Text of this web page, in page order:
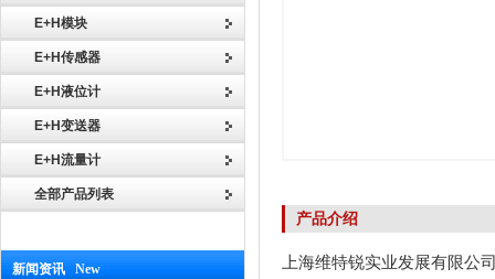
E+H模块
E+H传感器
E+H液位计
E+H变送器
E+H流量计
全部产品列表
新闻资讯 New
产品介绍
上海维特锐实业发展有限公